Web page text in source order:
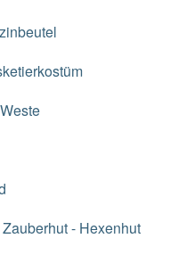
Zauberhut - Hexenhut